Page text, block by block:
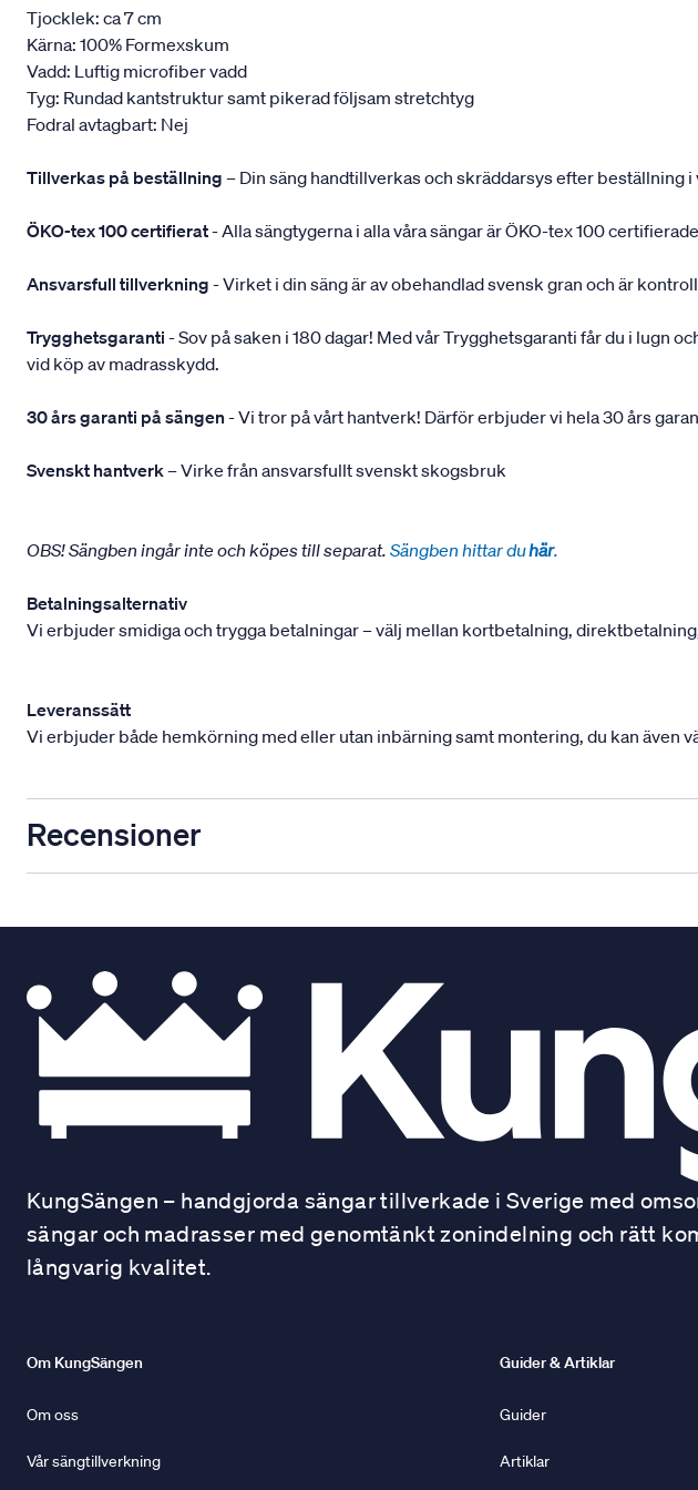
Tjocklek: ca 7 cm
Kärna: 100% Formexskum
Vadd: Luftig microfiber vadd
Tyg: Rundad kantstruktur samt pikerad följsam stretchtyg
Fodral avtagbart: Nej
Tillverkas på beställning – Din säng handtillverkas och skräddarsys efter beställning
ÖKO-tex 100 certifierat- Alla sängtygerna i alla våra sängar är ÖKO-tex 100
Ansvarsfull tillverkning - Virket i din säng är av obehandlad svensk gran och är
Trygghetsgaranti - Sov på saken i 180 dagar! Med vår Trygghetsgaranti får du i lugn
vid köp av madrasskydd.
30 års garanti på sängen - Vi tror på vårt hantverk! Därför erbjuder vi hela 30 års
Svenskt hantverk– Virke från ansvarsfullt svenskt skogsbruk
OBS! Sängben ingår inte och köpes till separat. Sängben hittar duhär.
Betalningsalternativ
Vi erbjuder smidiga och trygga betalningar – välj mellan kortbetalning,
Leveranssätt
Vi erbjuder både hemkörning med eller utan inbärning samt montering, du kan även
Recensioner
KungSängen – handgjorda sängar tillverkade i Sverige med
sängar och madrasser med genomtänkt zonindelning och rätt
långvarig kvalitet.
Om KungSängen
Om oss
Vår sängtillverkning
Guider & Artiklar
Guider
Artiklar